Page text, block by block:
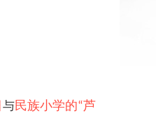
与民族小学的“芦